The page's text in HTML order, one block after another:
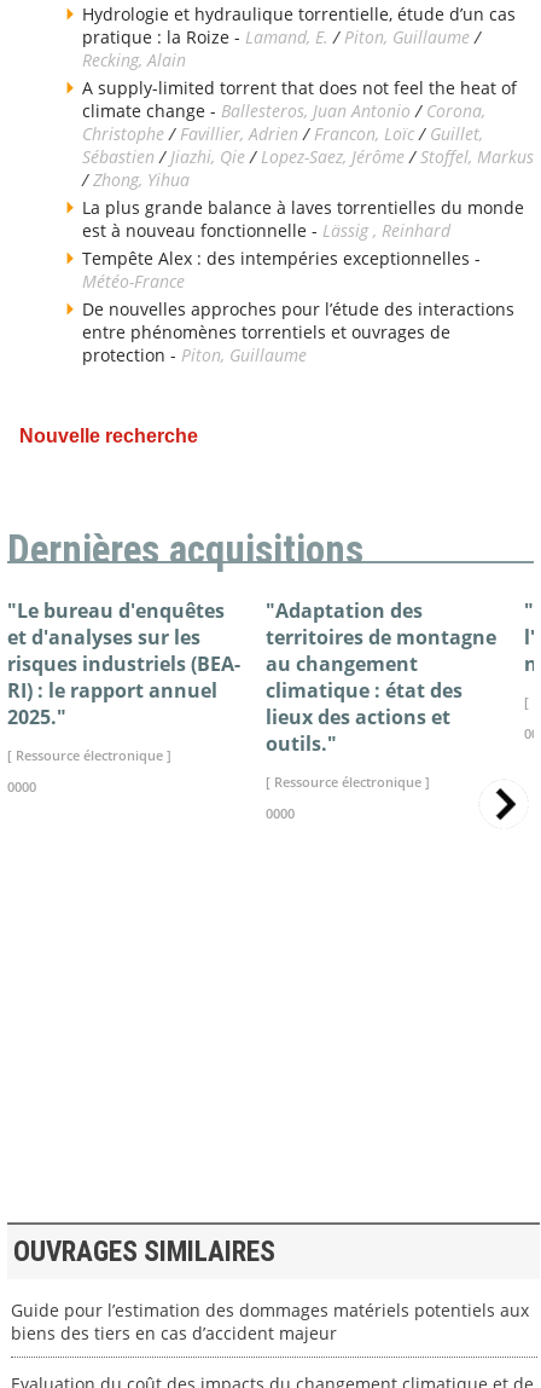
Hydrologie et hydraulique torrentielle, étude d’un cas
pratique : la Roize - Lamand, E. / Piton, Guillaume/
Recking, Alain
A supply-limited torrent that does not feel the heat of
climate change - Ballesteros, Juan Antonio / Corona,
Christophe/ Favillier, Adrien / Francon, Loïc/ Guillet,
Sébastien / Jiazhi, Qie/ Lopez-Saez, Jérôme/Stoffel, Markus
/Zhong, Yihua
La plus grande balance à laves torrentielles du monde
est à nouveau fonctionnelle - Lässig , Reinhard
Tempête Alex : des intempéries exceptionnelles -
Météo-France
De nouvelles approches pour l’étude des interactions
entre phénomènes torrentiels et ouvrages de
protection - Piton, Guillaume
Nouvelle recherche
Dernières acquisitions
"Le bureau d'enquêtes
et d'analyses sur les
risques industriels (BEA-
RI) : le rapport annuel
2025."
[ Ressource électronique ]
0000
"Adaptation des
territoires de montagne
au changement
climatique : état des
lieux des actions et
outils."
[ Ressource électronique ]
0000
[
OUVRAGES SIMILAIRES
Guide pour l’estimation des dommages matériels potentiels aux
biens des tiers en cas d’accident majeur